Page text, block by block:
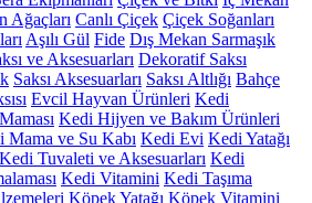
Ağaçları Canlı Çiçek Çiçek Soğanları
Aşılı Gül Fide Dış Mekan Sarmaşık
ve Aksesuarları Dekoratif Saksı
Saksı Aksesuarları Saksı Altlığı Bahçe
Evcil Hayvan Ürünleri Kedi
Kedi Hijyen ve Bakım Ürünleri
Mama ve Su Kabı Kedi Evi Kedi Yatağı
Kedi Tuvaleti ve Aksesuarları Kedi
Kedi Vitamini Kedi Taşıma
Köpek Yatağı Köpek Vitamini